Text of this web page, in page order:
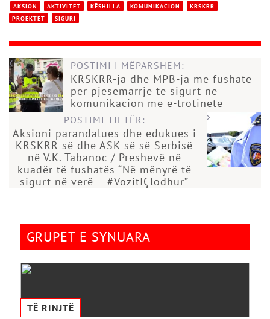
AKSION AKTIVITET KËSHILLA KOMUNIKACION
KRSKRR
PROEKTET
SIGURI
POSTIMI I MËPARSHEM:
KRSKRR-ja dhe MPB-ja me fushatë
për pjesëmarrje të sigurt në
komunikacion me e-trotinetë
POSTIMI TJETËR:
Aksioni parandalues dhe edukues i
KRSKRR-së dhe ASK-së së Serbisë
në V.K. Tabanoc / Preshevë në
kuadër të fushatës “Në mënyrë të
sigurt në verë – #VozitIÇlodhur”
GRUPET E SYNUARA
TË RINJTË